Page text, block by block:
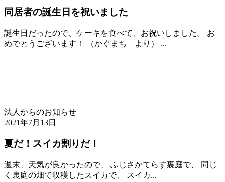
同居者の誕生日を祝いました
誕生日だったので、ケーキを食べて、お祝いしました。 お
めでとうございます！ （かぐまち より） ...
法人からのお知らせ
2021年7月13日
夏だ！スイカ割りだ！
週末、天気が良かったので、 ふじさかてらす裏庭で、 同じ
く裏庭の畑で収穫したスイカで、 スイカ...